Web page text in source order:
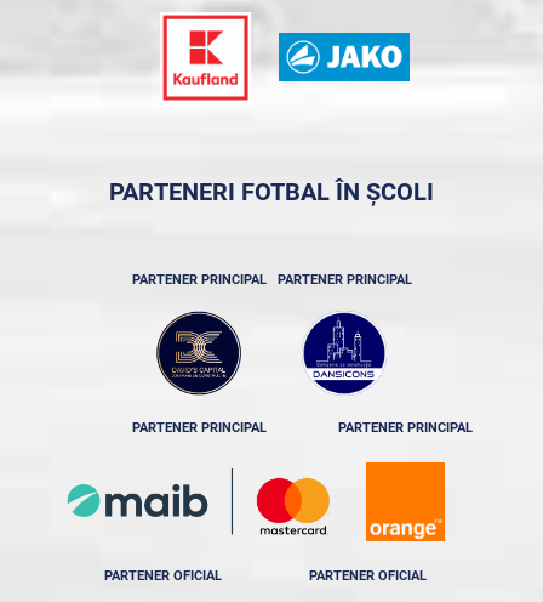
PARTENERI FOTBAL ÎN ȘCOLI
PARTENER PRINCIPAL PARTENER PRINCIPAL
PARTENER PRINCIPAL PARTENER PRINCIPAL
PARTENER OFICIAL PARTENER OFICIAL